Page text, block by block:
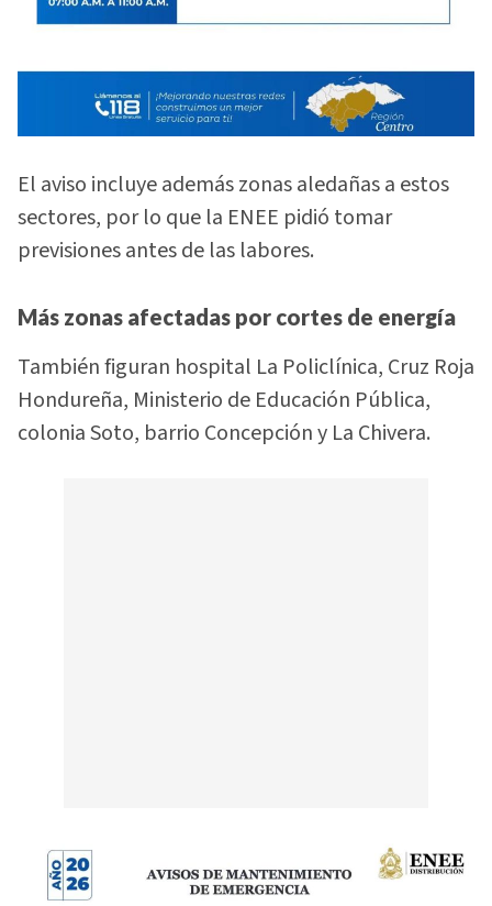
El aviso incluye además zonas aledañas a estos
sectores, por lo que la ENEE pidió tomar
previsiones antes de las labores.
Más zonas afectadas por cortes de energía
También figuran hospital La Policlínica, Cruz Roja
Hondureña, Ministerio de Educación Pública,
colonia Soto, barrio Concepción y La Chivera.